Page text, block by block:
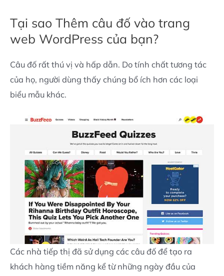
Tại sao Thêm câu đố vào trang
web WordPress của bạn?
Câu đố rất thú vị và hấp dẫn. Do tính chất tương tác
của họ, người dùng thấy chúng bổ ích hơn các loại
biểu mẫu khác.
Các nhà tiếp thị đã sử dụng các câu đố để tạo ra
khách hàng tiềm năng kể từ những ngày đầu của